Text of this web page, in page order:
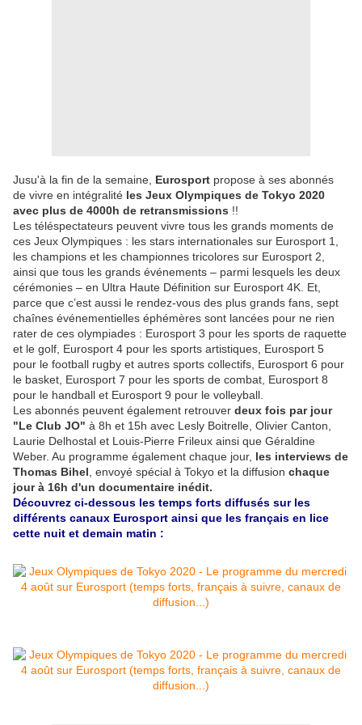
Jusu'à la fin de la semaine, Eurosport propose à ses abonnés
de vivre en intégralité les Jeux Olympiques de Tokyo 2020
avec plus de 4000h de retransmissions !!
Les téléspectateurs peuvent vivre tous les grands moments de
ces Jeux Olympiques : les stars internationales sur Eurosport 1,
les champions et les championnes tricolores sur Eurosport 2,
ainsi que tous les grands événements – parmi lesquels les deux
cérémonies – en Ultra Haute Définition sur Eurosport 4K. Et,
parce que c’est aussi le rendez-vous des plus grands fans, sept
chaînes événementielles éphémères sont lancées pour ne rien
rater de ces olympiades : Eurosport 3 pour les sports de raquette
et le golf, Eurosport 4 pour les sports artistiques, Eurosport 5
pour le football rugby et autres sports collectifs, Eurosport 6 pour
le basket, Eurosport 7 pour les sports de combat, Eurosport 8
pour le handball et Eurosport 9 pour le volleyball.
Les abonnés peuvent également retrouver deux fois par jour
"Le Club JO" à 8h et 15h avec Lesly Boitrelle, Olivier Canton,
Laurie Delhostal et Louis-Pierre Frileux ainsi que Géraldine
Weber. Au programme également chaque jour, les interviews de
Thomas Bihel , envoyé spécial à Tokyo et la diffusion chaque
jour à 16h d'un documentaire inédit.
Découvrez ci-dessous les temps forts diffusés sur les
différents canaux Eurosport ainsi que les français en lice
cette nuit et demain matin :